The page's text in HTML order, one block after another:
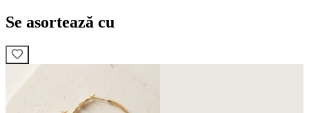
Se asortează cu